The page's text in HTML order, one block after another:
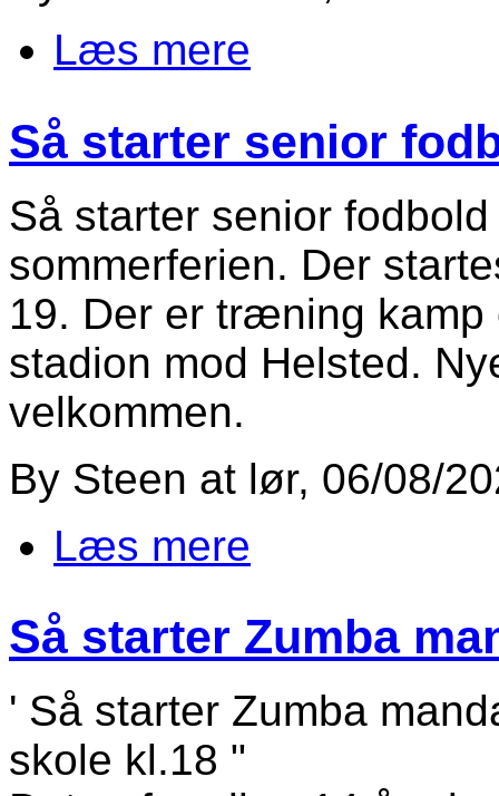
Læs mere
Så starter senior
Så starter senior
sommerferien. Der
19. Der er træning
stadion mod Helsted.
velkommen.
By Steen at lør, 06/08/
Læs mere
Så starter Zumba
' Så starter Zumba
skole kl.18 "